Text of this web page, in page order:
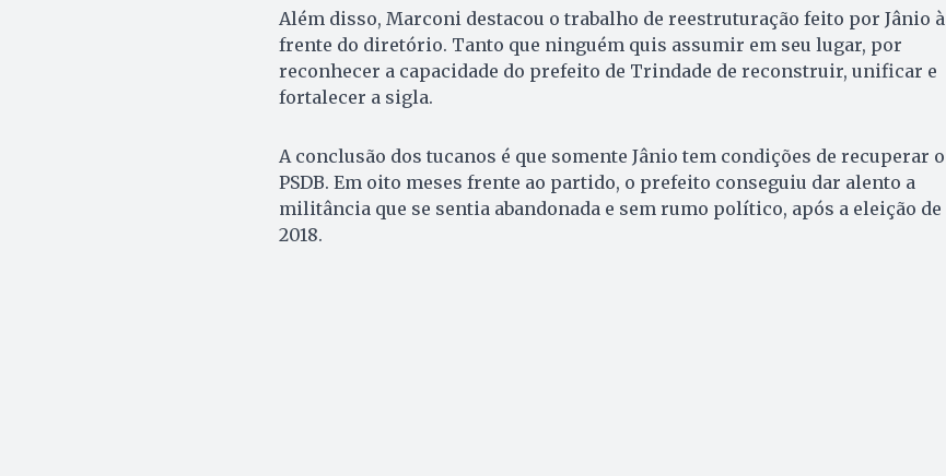
Além disso, Marconi destacou o trabalho de reestruturação feito por Jânio à
frente do diretório. Tanto que ninguém quis assumir em seu lugar, por
reconhecer a capacidade do prefeito de Trindade de reconstruir, unificar e
fortalecer a sigla.
A conclusão dos tucanos é que somente Jânio tem condições de recuperar o
PSDB. Em oito meses frente ao partido, o prefeito conseguiu dar alento a
militância que se sentia abandonada e sem rumo político, após a eleição de
2018.